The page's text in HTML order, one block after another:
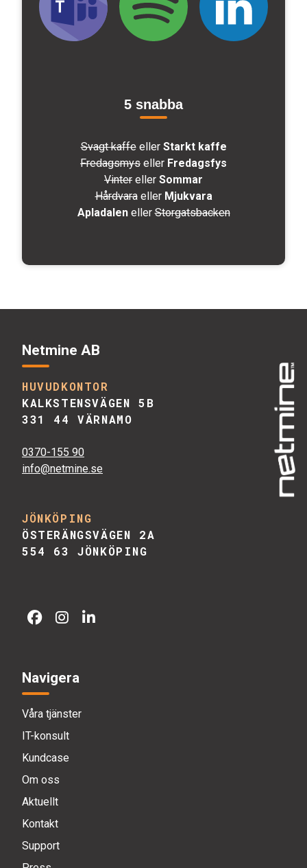
5 snabba
Svagt kaffeeller Starkt kaffe
Fredagsmys eller Fredagsfys
Vinter eller Sommar
Hårdvaraeller Mjukvara
ApladalenellerStorgatsbacken
Netmine AB
HUVUDKONTOR
KALKSTENSVÄGEN 5B
331 44 VÄRNAMO
0370-155 90
info@netmine.se
JÖNKÖPING
ÖSTERÄNGSVÄGEN 2A
554 63 JÖNKÖPING
Navigera
Våra tjänster
IT-konsult
Kundcase
Om oss
Aktuellt
Kontakt
Support